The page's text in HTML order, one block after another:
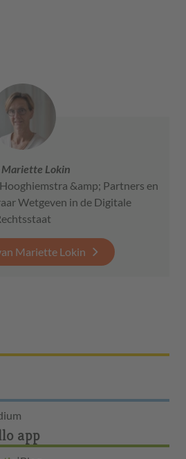
Mariette Lokin
&amp; Partners en
Wetgeven in de Digitale
Mariette Lokin
app